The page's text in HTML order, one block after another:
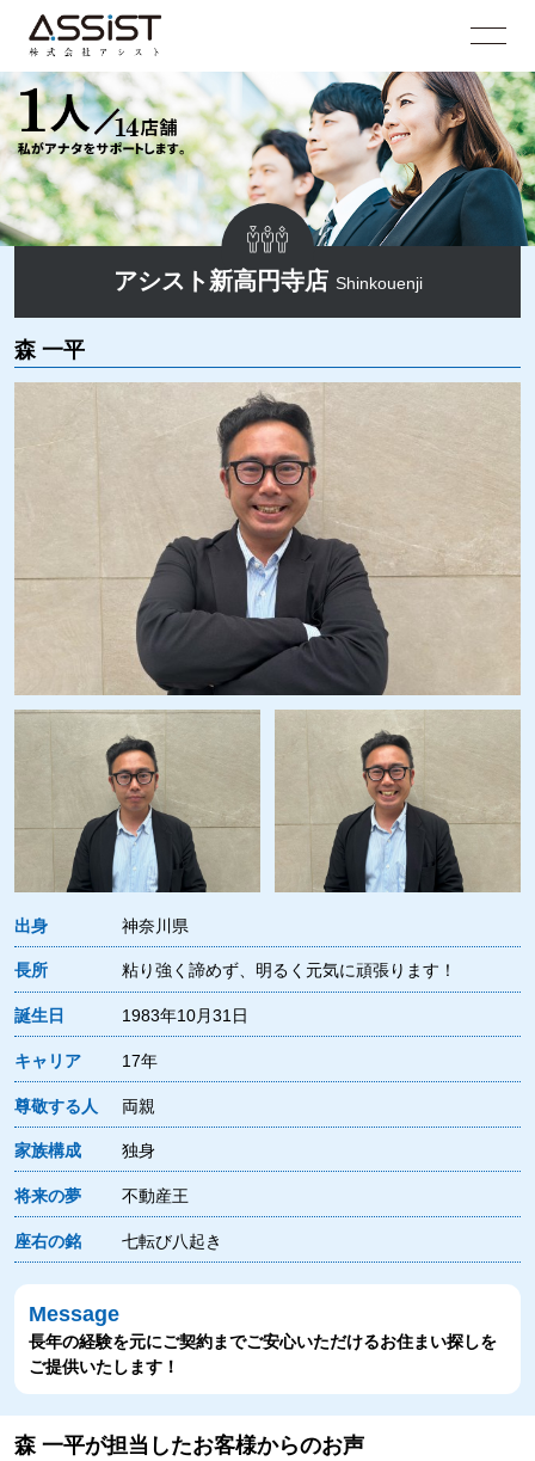
森 一平
アシスト新高円寺店 Shinkouenji
出身 神奈川県
長所 粘り強く諦めず、明るく元気に頑張ります！
誕生日 1983年10月31日
キャリア 17年
尊敬する人 両親
家族構成 独身
将来の夢 不動産王
座右の銘 七転び八起き
Message
長年の経験を元にご契約までご安心いただけるお住まい探しを
ご提供いたします！
森 一平が担当したお客様からのお声